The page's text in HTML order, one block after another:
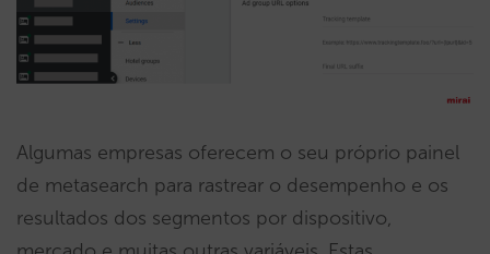
Algumas empresas oferecem o seu próprio painel
de metasearch para rastrear o desempenho e os
resultados dos segmentos por dispositivo,